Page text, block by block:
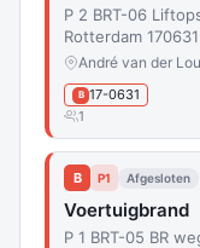
P 2 BRT-06
Rotterdam 170631
André van der
B 17-0631
1
B P1 Afgesloten
Voertuigbrand
P 1 BRT-05 BR